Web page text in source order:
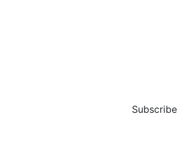
Subscribe